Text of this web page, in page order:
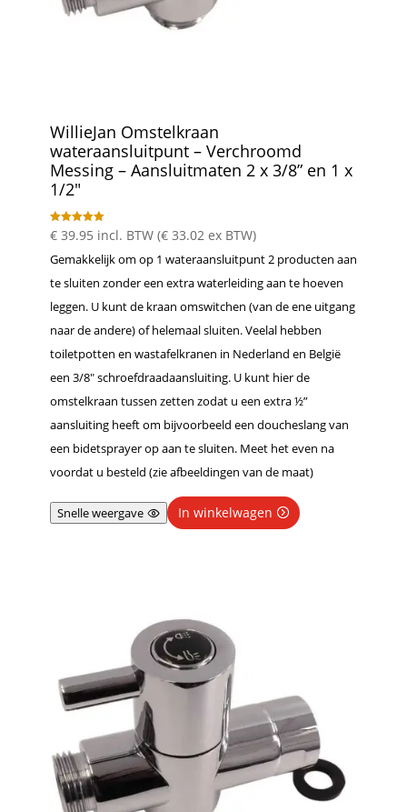
WillieJan Omstelkraan
wateraansluitpunt – Verchroomd
Messing – Aansluitmaten 2 x 3/8” en 1 x
1/2″
Gewaardeer
d
uit 5
€39.95 incl. BTW (€33.02ex BTW)
Gemakkelijk om op 1 wateraansluitpunt 2 producten aan
te sluiten zonder een extra waterleiding aan te hoeven
leggen. U kunt de kraan omswitchen (van de ene uitgang
naar de andere) of helemaal sluiten. Veelal hebben
toiletpotten en wastafelkranen in Nederland en België
een 3/8″ schroefdraadaansluiting. U kunt hier de
omstelkraan tussen zetten zodat u een extra ½”
aansluiting heeft om bijvoorbeeld een doucheslang van
een bidetsprayer op aan te sluiten. Meet het even na
voordat u besteld (zie afbeeldingen van de maat)
Snelle weergave In winkelwagen